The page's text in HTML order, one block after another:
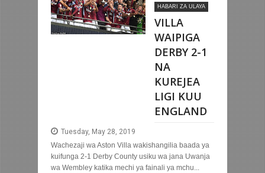
HABARI ZA ULAYA
VILLA
WAIPIGA
DERBY 2-1
NA
KUREJEA
LIGI KUU
ENGLAND
Tuesday, May 28, 2019
Wachezaji wa Aston Villa wakishangilia baada ya
kuifunga 2-1 Derby County usiku wa jana Uwanja
wa Wembley katika mechi ya fainali ya mchu...